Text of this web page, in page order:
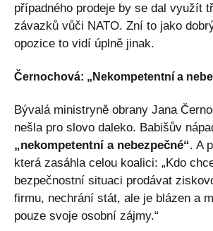
případného prodeje by se dal využít
závazků vůči NATO. Zní to jako
opozice to vidí úplně jinak.
Černochová: „Nekompetentní a
Bývalá ministryně obrany Jana
nešla pro slovo daleko. Babišův
„nekompetentní a nebezpečné“. A
která zasáhla celou koalici: „Kdo
bezpečnostní situaci prodávat
firmu, nechrání stát, ale je blázen a
pouze svoje osobní zájmy.“